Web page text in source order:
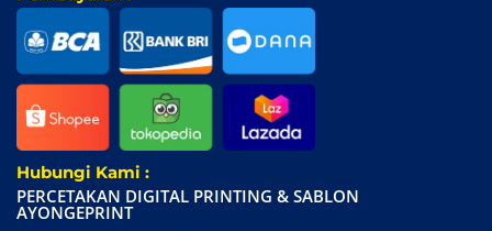
Hubungi Kami :
PERCETAKAN DIGITAL PRINTING & SABLON
AYONGEPRINT